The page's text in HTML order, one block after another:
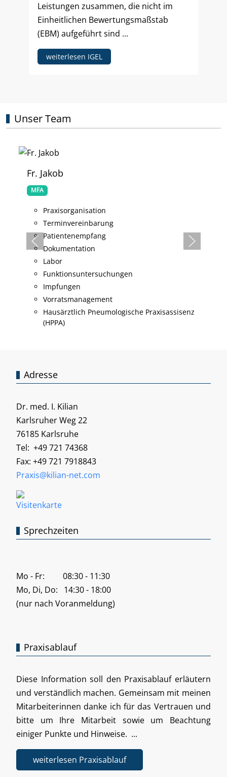
Leistungen zusammen, die nicht im
Einheitlichen Bewertungsmaßstab
(EBM) aufgeführt sind ...
weiterlesen IGEL
Unser Team
Fr. Jakob
MFA
Praxisorganisation
Terminvereinbarung
Patientenempfang
Dokumentation
Labor
Funktionsuntersuchungen
Impfungen
Vorratsmanagement
Hausärztlich Pneumologische Praxisassisenz
(HPPA)
Adresse
Dr. med. I. Kilian
Karlsruher Weg 22
76185 Karlsruhe
Tel: +49 721 74368
Fax: +49 721 7918843
Praxis@kilian-net.com
Sprechzeiten
Mo - Fr: 08:30 - 11:30
Mo, Di, Do: 14:30 - 18:00
(nur nach Voranmeldung)
Praxisablauf
Diese Information soll den Praxisablauf erläutern
und verständlich machen. Gemeinsam mit meinen
Mitarbeiterinnen danke ich für das Vertrauen und
bitte um Ihre Mitarbeit sowie um Beachtung
einiger Punkte und Hinweise. ...
weiterlesen Praxisablauf